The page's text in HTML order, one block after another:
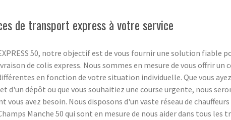
de transport express à votre service
50, notre objectif est de vous fournir une solution fiable
de colis express. Nous sommes en mesure de vous offrir
en fonction de votre situation individuelle. Que vous
d'un dépôt ou que vous souhaitiez une course urgente, nous
vous avez besoin. Nous disposons d'un vaste réseau de
Manche 50 qui sont en mesure de nous aider dans tous les